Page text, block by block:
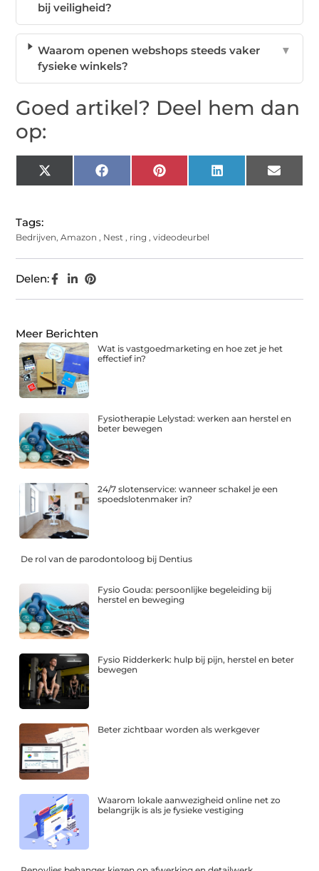
bij veiligheid?
Waarom openen webshops steeds vaker
fysieke winkels?
▼
Goed artikel? Deel hem dan
op:
X
(Twitter)
Facebook Pinterest LinkedIn Email
Tags:
Bedrijven,Amazon , Nest , ring ,videodeurbel
Delen:
Meer Berichten
Wat is vastgoedmarketing en hoe zet je het
effectief in?
Fysiotherapie Lelystad: werken aan herstel en
beter bewegen
24/7 slotenservice: wanneer schakel je een
spoedslotenmaker in?
De rol van de parodontoloog bij Dentius
Fysio Gouda: persoonlijke begeleiding bij
herstel en beweging
Fysio Ridderkerk: hulp bij pijn, herstel en beter
bewegen
Beter zichtbaar worden als werkgever
Waarom lokale aanwezigheid online net zo
belangrijk is als je fysieke vestiging